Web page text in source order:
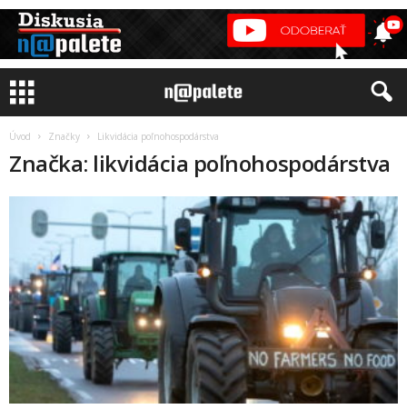
Úvod Značky Likvidácia poľnohospodárstva
Značka: likvidácia poľnohospodárstva